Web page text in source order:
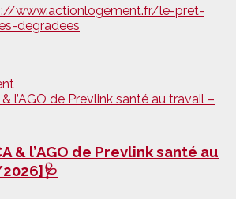
www.actionlogement.fr/le-pret-
degradees
& l’AGO de Prevlink santé au